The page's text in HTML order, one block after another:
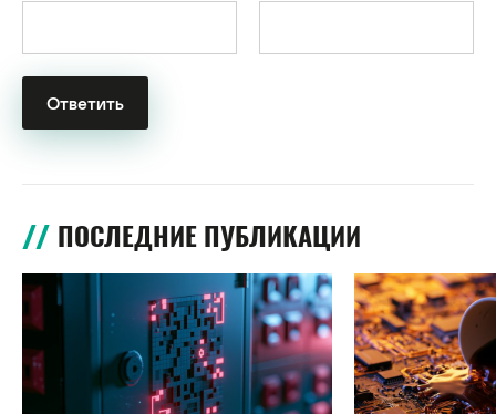
ПОСЛЕДНИЕ ПУБЛИКАЦИИ